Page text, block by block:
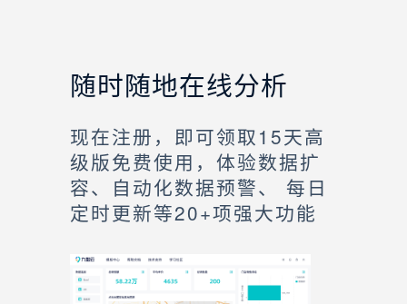
随时随地在线分析
现在注册，即可领取15天高
级版免费使用，体验数据扩
容、自动化数据预警、 每日
定时更新等20+项强大功能